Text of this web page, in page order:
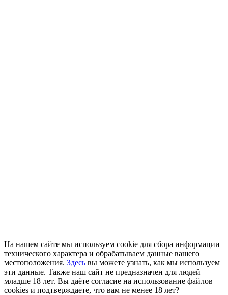
На нашем сайте мы используем cookie для сбора информации
технического характера и обрабатываем данные вашего
местоположения. Здесь вы можете узнать, как мы используем
эти данные. Также наш сайт не предназначен для людей
младше 18 лет. Вы даёте согласие на использование файлов
cookies и подтверждаете, что вам не менее 18 лет?